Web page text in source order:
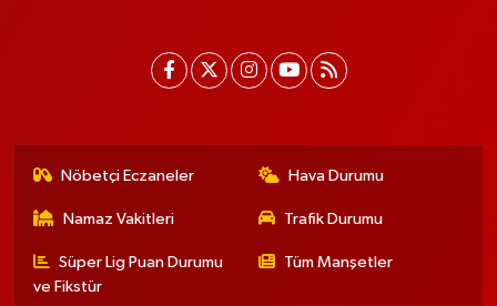
Nöbetçi Eczaneler Hava Durumu
Namaz Vakitleri Trafik Durumu
Süper Lig Puan Durumu
ve Fikstür
Tüm Manşetler